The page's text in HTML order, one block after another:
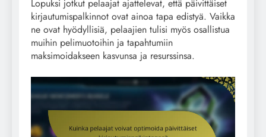
Lopuksi jotkut pelaajat ajattelevat, että päivittäiset
kirjautumispalkinnot ovat ainoa tapa edistyä. Vaikka
ne ovat hyödyllisiä, pelaajien tulisi myös osallistua
muihin pelimuotoihin ja tapahtumiin
maksimoidakseen kasvunsa ja resurssinsa.